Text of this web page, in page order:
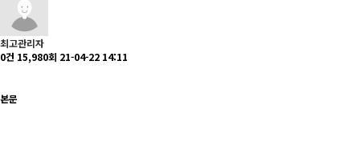
최고관리자
0건 15,980회 21-04-22 14:11
본문